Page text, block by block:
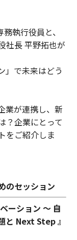
執行役員と、
社長 平野拓也が
」で未来はどう
業が連携し、新
？企業にとって
をご紹介しま
のセッション
ーション 〜 自
と Next Step 』